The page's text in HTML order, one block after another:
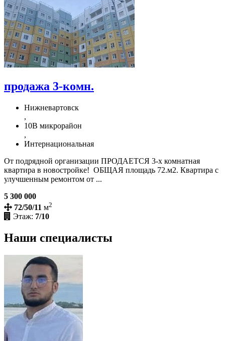
продажа 3-комн.
Нижневартовск
,
10В микрорайон
,
Интернациональная
От подрядной организации ПРОДАЕТСЯ 3-х комнатная
квартира в новостройке! ОБЩАЯ площадь 72.м2. Квартира с
улучшенным ремонтом от ...
5 300 000
72/50/11 м2
Этаж: 7/10
Наши специалисты